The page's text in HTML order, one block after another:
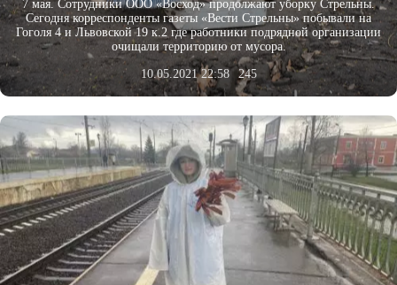
7 мая. Сотрудники ООО «Восход» продолжают уборку Стрельны.
Сегодня корреспонденты газеты «Вести Стрельны» побывали на
Гоголя 4 и Львовской 19 к.2 где работники подрядной организации
очищали территорию от мусора.
10.05.2021 22:58 245